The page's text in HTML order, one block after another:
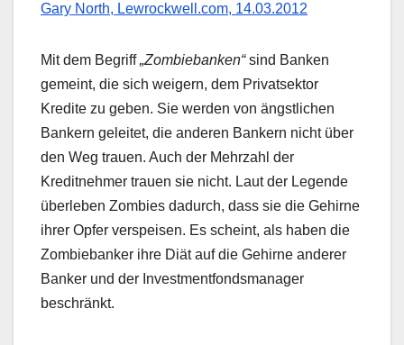
Gary North, Lewrockwell.com, 14.03.2012
Mit dem Begriff„Zombiebanken“sind Banken
gemeint, die sich weigern, dem Privatsektor
Kredite zu geben. Sie werden von ängstlichen
Bankern geleitet, die anderen Bankern nicht über
den Weg trauen. Auch der Mehrzahl der
Kreditnehmer trauen sie nicht. Laut der Legende
überleben Zombies dadurch, dass sie die Gehirne
ihrer Opfer verspeisen. Es scheint, als haben die
Zombiebanker ihre Diät auf die Gehirne anderer
Banker und der Investmentfondsmanager
beschränkt.